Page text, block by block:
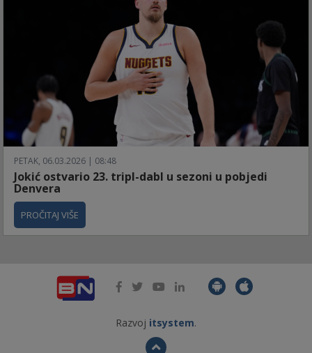
PETAK, 06.03.2026 | 08:48
Jokić ostvario 23. tripl-dabl u sezoni u pobjedi
Denvera
PROČITAJ VIŠE
Razvoj itsystem.